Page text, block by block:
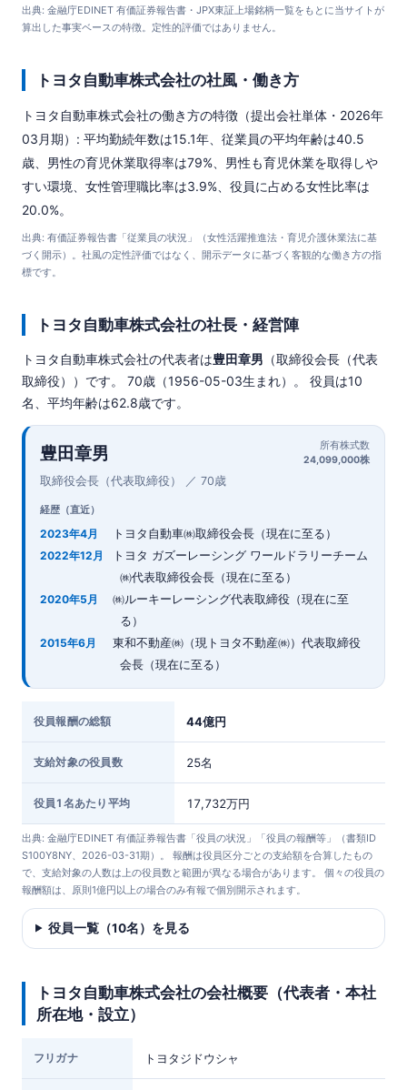
出典: 金融庁EDINET 有価証券報告書・JPX東証上場銘柄一覧をもとに当サイトが
算出した事実ベースの特徴。定性的評価ではありません。
トヨタ自動車株式会社の社風・働き方
トヨタ自動車株式会社の働き方の特徴（提出会社単体・2026年
03月期）: 平均勤続年数は15.1年、従業員の平均年齢は40.5
歳、男性の育児休業取得率は79%、男性も育児休業を取得しや
すい環境、女性管理職比率は3.9%、役員に占める女性比率は
20.0%。
出典: 有価証券報告書「従業員の状況」（女性活躍推進法・育児介護休業法に基
づく開示）。社風の定性評価ではなく、開示データに基づく客観的な働き方の指
標です。
トヨタ自動車株式会社の社長・経営陣
トヨタ自動車株式会社の代表者は豊田章男 （取締役会長（代表
取締役））です。 70歳（1956-05-03生まれ）。 役員は10
名、平均年齢は62.8歳です。
豊田章男
取締役会長（代表取締役） ／ 70歳
所有株式数
24,099,000株
経歴（直近）
2023年4月 トヨタ自動車㈱取締役会長（現在に至る）
2022年12月
トヨタ ガズーレーシング ワールドラリーチーム
㈱代表取締役会長（現在に至る）
2020年5月
㈱ルーキーレーシング代表取締役（現在に至
る）
2015年6月
東和不動産㈱（現トヨタ不動産㈱）代表取締役
会長（現在に至る）
役員報酬の総額 44億円
支給対象の役員数 25名
役員1名あたり平均 17,732万円
出典: 金融庁EDINET 有価証券報告書「役員の状況」「役員の報酬等」（書類ID
S100Y8NY、2026-03-31期）。 報酬は役員区分ごとの支給額を合算したもの
で、支給対象の人数は上の役員数と範囲が異なる場合があります。 個々の役員の
報酬額は、原則1億円以上の場合のみ有報で個別開示されます。
役員一覧（10名）を見る
トヨタ自動車株式会社の会社概要（代表者・本社
所在地・設立）
フリガナ トヨタジドウシャ